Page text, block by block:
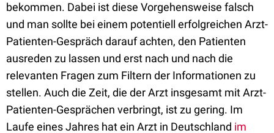
bekommen. Dabei ist diese Vorgehensweise falsch
und man sollte bei einem potentiell erfolgreichen Arzt-
Patienten-Gespräch darauf achten, den Patienten
ausreden zu lassen und erst nach und nach die
relevanten Fragen zum Filtern der Informationen zu
stellen. Auch die Zeit, die der Arzt insgesamt mit Arzt-
Patienten-Gesprächen verbringt, ist zu gering. Im
Laufe eines Jahres hat ein Arzt in Deutschland im